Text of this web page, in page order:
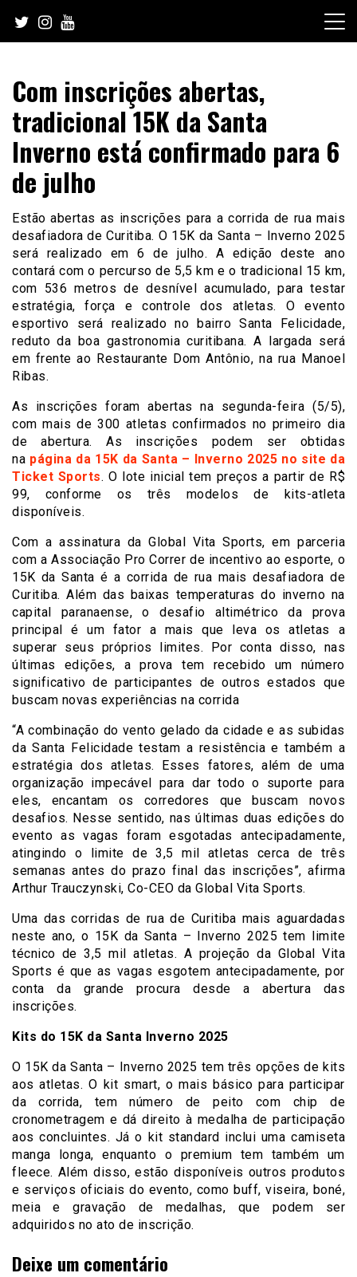
content
Com inscrições abertas,
tradicional 15K da Santa
Inverno está confirmado para 6
de julho
Estão abertas as inscrições para a corrida de rua mais
desafiadora de Curitiba. O 15K da Santa – Inverno 2025
será realizado em 6 de julho. A edição deste ano
contará com o percurso de 5,5 km e o tradicional 15 km,
com 536 metros de desnível acumulado, para testar
estratégia, força e controle dos atletas. O evento
esportivo será realizado no bairro Santa Felicidade,
reduto da boa gastronomia curitibana. A largada será
em frente ao Restaurante Dom Antônio, na rua Manoel
Ribas.
As inscrições foram abertas na segunda-feira (5/5),
com mais de 300 atletas confirmados no primeiro dia
de abertura. As inscrições podem ser obtidas
na página da 15K da Santa – Inverno 2025 no site da
Ticket Sports. O lote inicial tem preços a partir de R$
99, conforme os três modelos de kits-atleta
disponíveis.
Com a assinatura da Global Vita Sports, em parceria
com a Associação Pro Correr de incentivo ao esporte, o
15K da Santa é a corrida de rua mais desafiadora de
Curitiba. Além das baixas temperaturas do inverno na
capital paranaense, o desafio altimétrico da prova
principal é um fator a mais que leva os atletas a
superar seus próprios limites. Por conta disso, nas
últimas edições, a prova tem recebido um número
significativo de participantes de outros estados que
buscam novas experiências na corrida
“A combinação do vento gelado da cidade e as subidas
da Santa Felicidade testam a resistência e também a
estratégia dos atletas. Esses fatores, além de uma
organização impecável para dar todo o suporte para
eles, encantam os corredores que buscam novos
desafios. Nesse sentido, nas últimas duas edições do
evento as vagas foram esgotadas antecipadamente,
atingindo o limite de 3,5 mil atletas cerca de três
semanas antes do prazo final das inscrições”, afirma
Arthur Trauczynski, Co-CEO da Global Vita Sports.
Uma das corridas de rua de Curitiba mais aguardadas
neste ano, o 15K da Santa – Inverno 2025 tem limite
técnico de 3,5 mil atletas. A projeção da Global Vita
Sports é que as vagas esgotem antecipadamente, por
conta da grande procura desde a abertura das
inscrições.
Kits do 15K da Santa Inverno 2025
O 15K da Santa – Inverno 2025 tem três opções de kits
aos atletas. O kit smart, o mais básico para participar
da corrida, tem número de peito com chip de
cronometragem e dá direito à medalha de participação
aos concluintes. Já o kit standard inclui uma camiseta
manga longa, enquanto o premium tem também um
fleece. Além disso, estão disponíveis outros produtos
e serviços oficiais do evento, como buff, viseira, boné,
meia e gravação de medalhas, que podem ser
adquiridos no ato de inscrição.
Deixe um comentário